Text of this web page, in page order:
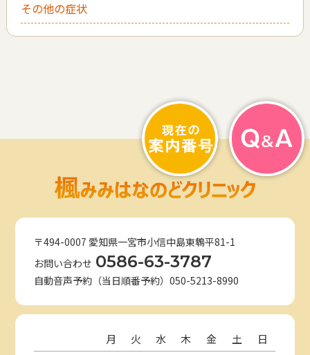
その他の症状
〒494-0007 愛知県一宮市小信中島東鵯平81-1
お問い合わせ 0586-63-3787
自動音声予約（当日順番予約）050-5213-8990
月 火 水 木 金 土
日